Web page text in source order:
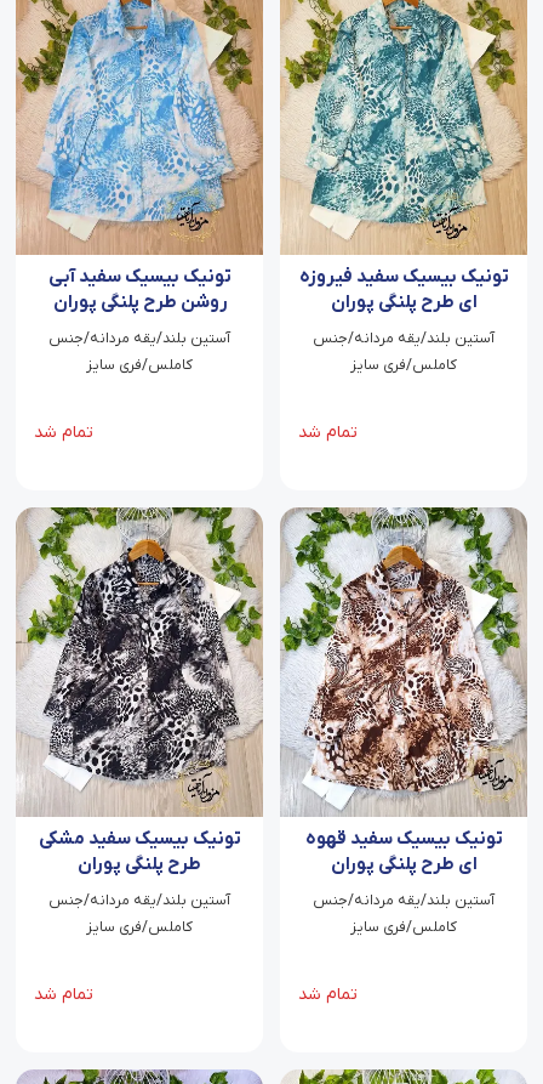
تونیک بیسیک سفید فیروزه
ای طرح پلنگی پوران
آستین بلند/یقه مردانه/جنس
کاملس/فری سایز
تمام شد
تونیک بیسیک سفید آبی
روشن طرح پلنگی پوران
آستین بلند/یقه مردانه/جنس
کاملس/فری سایز
تمام شد
تونیک بیسیک سفید قهوه
ای طرح پلنگی پوران
آستین بلند/یقه مردانه/جنس
کاملس/فری سایز
تمام شد
تونیک بیسیک سفید مشکی
طرح پلنگی پوران
آستین بلند/یقه مردانه/جنس
کاملس/فری سایز
تمام شد